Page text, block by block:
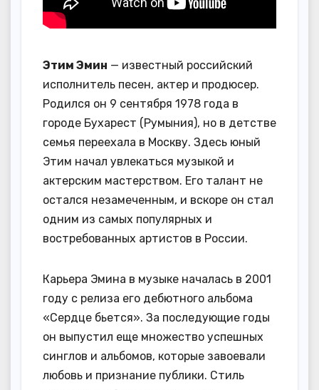
Этим Эмин — известный российский
исполнитель песен, актер и продюсер.
Родился он 9 сентября 1978 года в
городе Бухарест (Румыния), но в детстве
семья переехала в Москву. Здесь юный
Этим начал увлекаться музыкой и
актерским мастерством. Его талант не
остался незамеченным, и вскоре он стал
одним из самых популярных и
востребованных артистов в России.
Карьера Эмина в музыке началась в 2001
году с релиза его дебютного альбома
«Сердце бьется». За последующие годы
он выпустил еще множество успешных
синглов и альбомов, которые завоевали
любовь и признание публики. Стиль